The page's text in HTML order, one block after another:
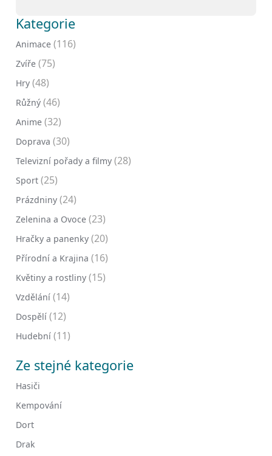
Kategorie
Animace (116)
Zvíře (75)
Hry (48)
Růžný (46)
Anime (32)
Doprava (30)
Televizní pořady a filmy (28)
Sport (25)
Prázdniny (24)
Zelenina a Ovoce (23)
Hračky a panenky (20)
Přírodní a Krajina (16)
Květiny a rostliny (15)
Vzdělání (14)
Dospělí (12)
Hudební (11)
Ze stejné kategorie
Hasiči
Kempování
Dort
Drak